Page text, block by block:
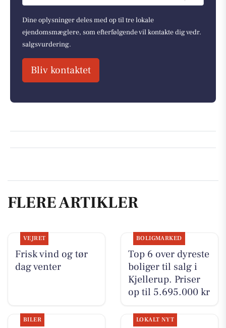
Dine oplysninger deles med op til tre lokale
ejendomsmæglere, som efterfølgende vil kontakte dig vedr.
salgsvurdering.
Bliv kontaktet
FLERE ARTIKLER
VEJRET
Frisk vind og tør
dag venter
BOLIGMARKED
Top 6 over dyreste
boliger til salg i
Kjellerup. Priser
op til 5.695.000 kr
BILER LOKALT NYT